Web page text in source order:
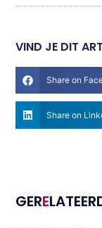
VIND JE DIT
Share on
Share on
GERE